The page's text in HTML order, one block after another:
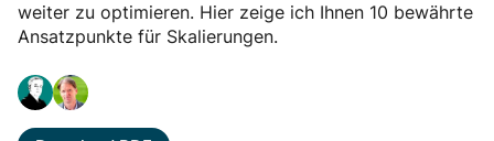
weiter zu optimieren. Hier zeige ich Ihnen 10 bewährte
Ansatzpunkte für Skalierungen.